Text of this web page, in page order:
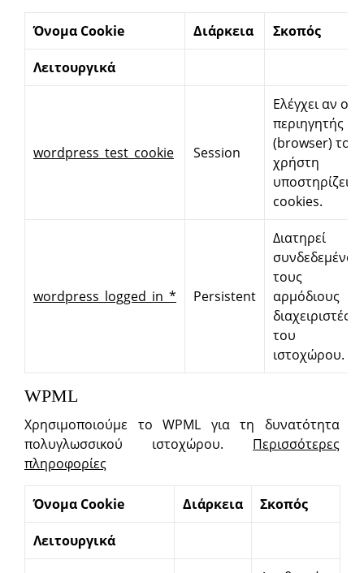
Όνομα Cookie Διάρκεια Σκοπός
Λειτουργικά
wordpress_test_cookie Session
Ελέγχει αν ο
περιηγητής
(browser) του
χρήστη
υποστηρίζει
cookies.
wordpress_logged_in_* Persistent
Διατηρεί
τους
αρμόδιους
διαχειριστές
του
ιστοχώρου.
WPML
Χρησιμοποιούμε το WPML για τη δυνατότητα
πολυγλωσσικού ιστοχώρου. Περισσότερες
πληροφορίες
Όνομα Cookie Διάρκεια Σκοπός
Λειτουργικά